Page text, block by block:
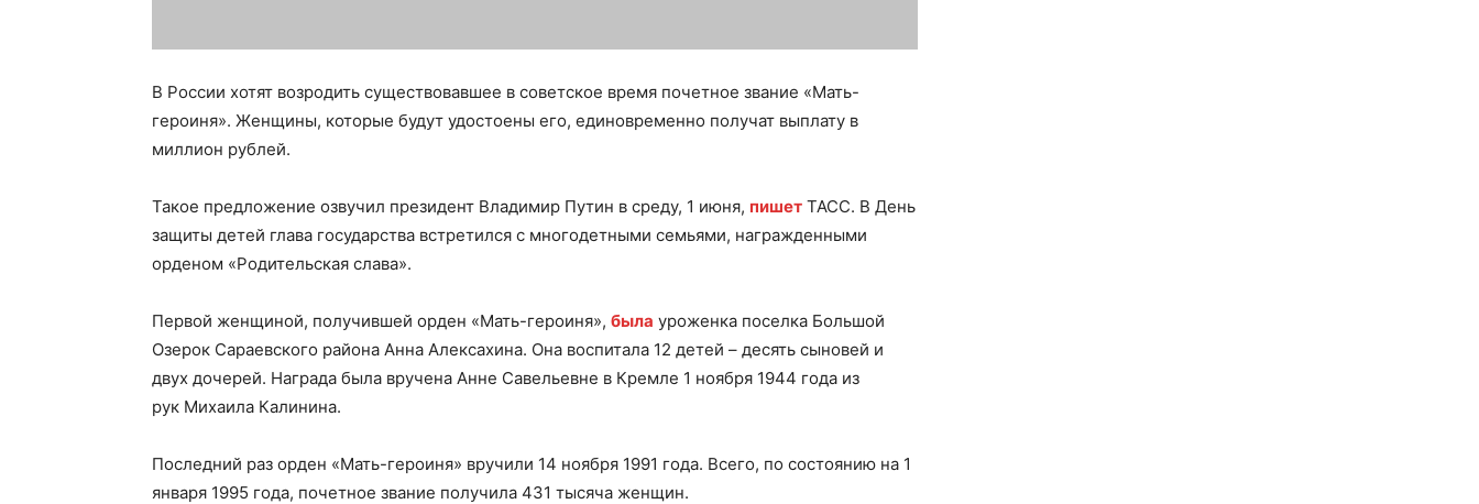
В России хотят возродить существовавшее в советское время почетное звание «Мать-
героиня». Женщины, которые будут удостоены его, единовременно получат выплату в
миллион рублей.
Такое предложение озвучил президент Владимир Путин в среду, 1 июня, пишет ТАСС. В День
защиты детей глава государства встретился с многодетными семьями, награжденными
орденом «Родительская слава».
Первой женщиной, получившей орден «Мать-героиня», была уроженка поселка Большой
Озерок Сараевского района Анна Алексахина. Она воспитала 12 детей – десять сыновей и
двух дочерей. Награда была вручена Анне Савельевне в Кремле 1 ноября 1944 года из
рук Михаила Калинина.
Последний раз орден «Мать-героиня» вручили 14 ноября 1991 года. Всего, по состоянию на 1
января 1995 года, почетное звание получила 431 тысяча женщин.